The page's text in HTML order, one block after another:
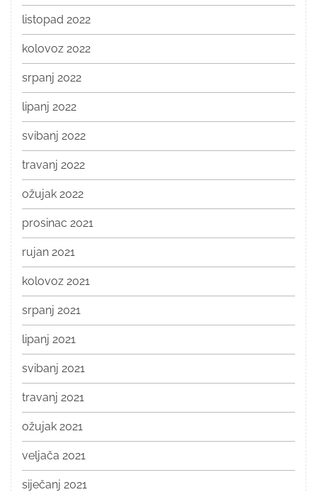
listopad 2022
kolovoz 2022
srpanj 2022
lipanj 2022
svibanj 2022
travanj 2022
ožujak 2022
prosinac 2021
rujan 2021
kolovoz 2021
srpanj 2021
lipanj 2021
svibanj 2021
travanj 2021
ožujak 2021
veljača 2021
siječanj 2021